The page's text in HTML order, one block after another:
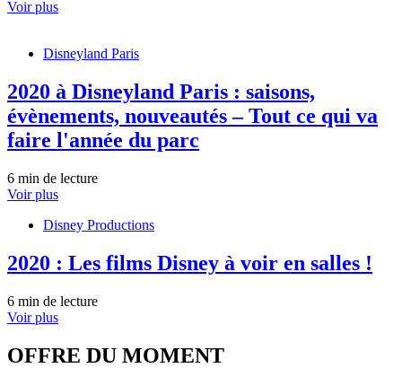
Voir plus
Disneyland Paris
2020 à Disneyland Paris : saisons,
évènements, nouveautés – Tout ce qui va
faire l'année du parc
6 min de lecture
Voir plus
Disney Productions
2020 : Les films Disney à voir en salles !
6 min de lecture
Voir plus
OFFRE DU MOMENT